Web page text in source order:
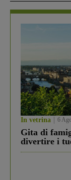
In vetrina 6
Gita di
divertire i